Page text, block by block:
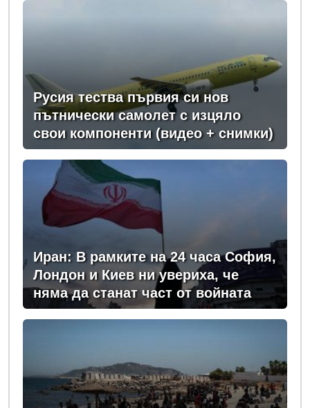
Русия тества първия си нов
пътнически самолет с изцяло
свои компоненти (видео + снимки)
Иран: В рамките на 24 часа София,
Лондон и Киев ни увериха, че
няма да станат част от войната